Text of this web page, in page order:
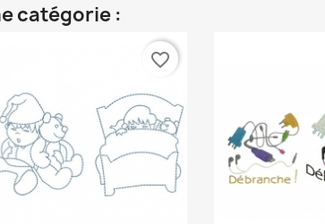
catégorie :
favorite_border